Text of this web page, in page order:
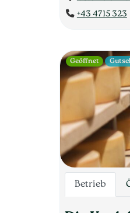
+43 4715 323
Betrieb
Geöffnet